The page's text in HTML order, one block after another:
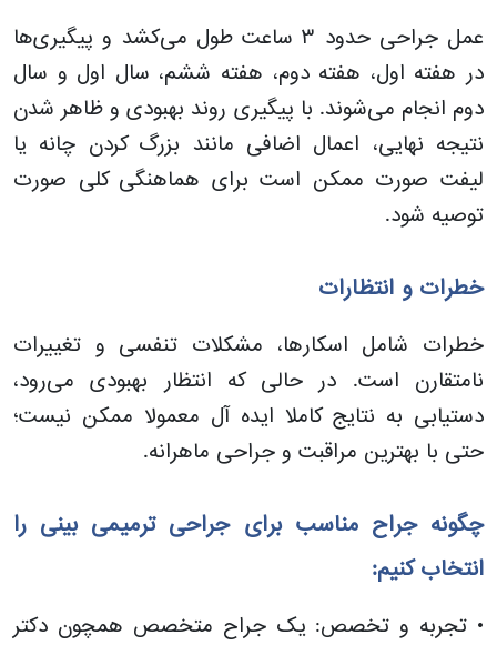
عمل جراحی حدود ۳ ساعت طول می‌کشد و پیگیری‌ها
در هفته اول، هفته دوم، هفته ششم، سال اول و سال
دوم انجام می‌شوند. با پیگیری روند بهبودی و ظاهر شدن
نتیجه نهایی، اعمال اضافی مانند بزرگ کردن چانه یا
لیفت صورت ممکن است برای هماهنگی کلی صورت
توصیه شود.
خطرات و انتظارات
خطرات شامل اسکارها، مشکلات تنفسی و تغییرات
نامتقارن است. در حالی که انتظار بهبودی می‌رود،
دستیابی به نتایج کاملا ایده آل معمولا ممکن نیست؛
حتی با بهترین مراقبت و جراحی ماهرانه.
چگونه جراح مناسب برای جراحی ترمیمی بینی را
انتخاب کنیم:
• تجربه و تخصص: یک جراح متخصص همچون دکتر